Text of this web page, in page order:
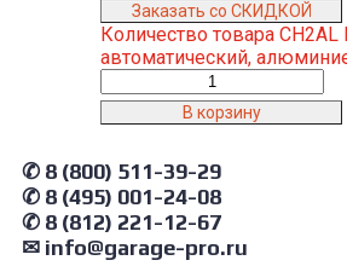
Заказать со СКИДКОЙ
Количество товара CH2AL
автоматический,
В корзину
✆ 8 (800) 511-39-29
✆ 8 (495) 001-24-08
✆ 8 (812) 221-12-67
✉ info@garage-pro.ru